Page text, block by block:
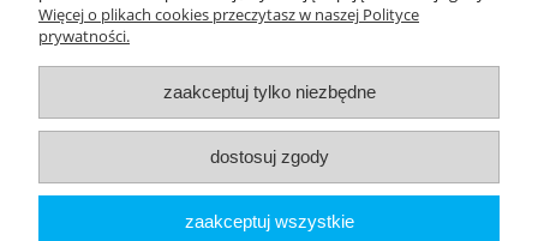
Popularne kategorie
Dive Factory 24-aleja 29 Listopada 165-
woj. małopolskie - NIP 9452184931
tel.12 418 39 59-sklep@divefactory24.pl
pokaż pełną wersję strony
Sklep internetowy Shoper.pl
Więcej o plikach cookies przeczytasz w naszej Polityce
prywatności.
zaakceptuj tylko niezbędne
dostosuj zgody
zaakceptuj wszystkie